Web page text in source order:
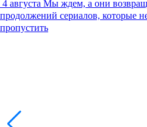
4 августа Мы ждем, а они
продолжений сериалов, которые
пропустить